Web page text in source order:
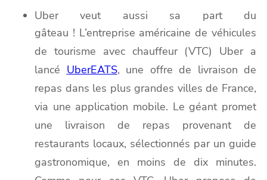
Uber veut aussi sa part du
gâteau ! L’entreprise américaine de véhicules
de tourisme avec chauffeur (VTC) Uber a
lancé UberEATS, une offre de livraison de
repas dans les plus grandes villes de France,
via une application mobile. Le géant promet
une livraison de repas provenant de
restaurants locaux, sélectionnés par un guide
gastronomique, en moins de dix minutes.